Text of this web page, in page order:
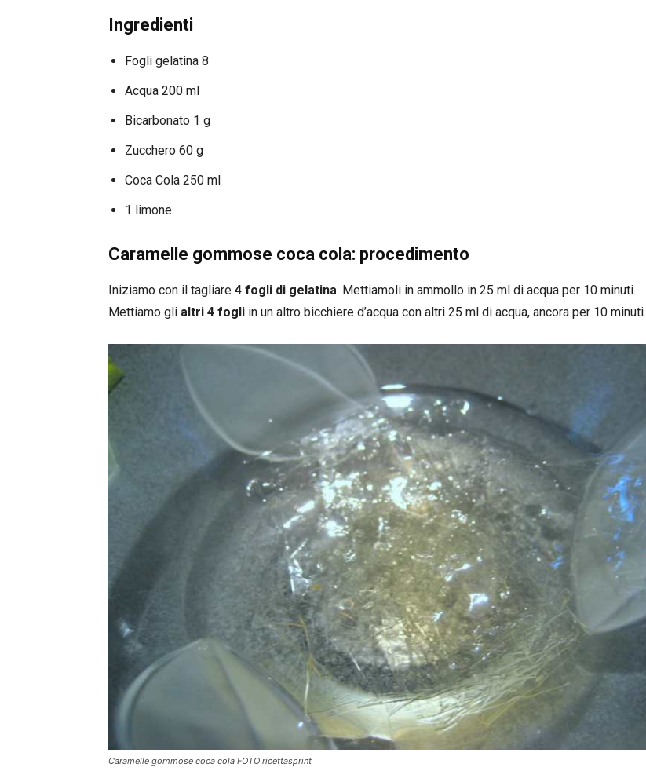
Ingredienti
Fogli gelatina 8
Acqua 200 ml
Bicarbonato 1 g
Zucchero 60 g
Coca Cola 250 ml
1 limone
Caramelle gommose coca cola: procedimento
Iniziamo con il tagliare 4 fogli di gelatina. Mettiamoli in ammollo in 25 ml di acqua per 10 minuti.
Mettiamo gli altri 4 fogli in un altro bicchiere d’acqua con altri 25 ml di acqua, ancora per 10 minuti.
Caramelle gommose coca cola FOTO ricettasprint